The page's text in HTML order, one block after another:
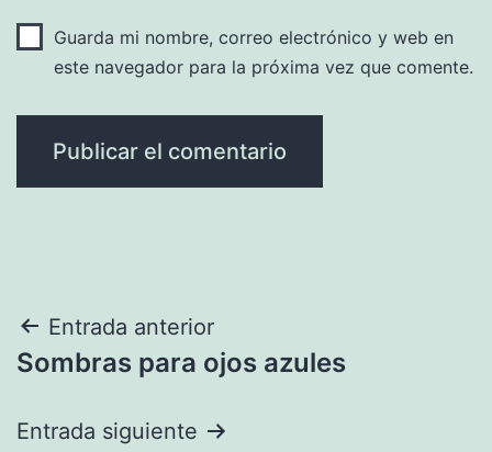
Guarda mi nombre, correo electrónico y web en
este navegador para la próxima vez que comente.
Navegación
de
entradas
Entrada anterior
Sombras para ojos azules
Entrada siguiente